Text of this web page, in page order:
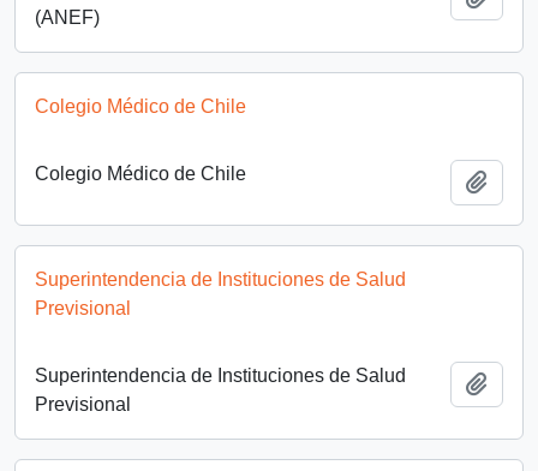
(ANEF)
Colegio Médico de Chile
Colegio Médico de Chile
Superintendencia de Instituciones de Salud
Previsional
Superintendencia de Instituciones de Salud
Previsional